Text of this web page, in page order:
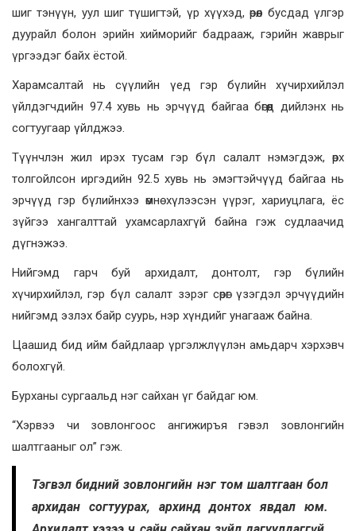
шиг тэнүүн, уул шиг түшигтэй, үр хүүхэд, өрөөл бусдад үлгэр
дуурайл болон эрийн хийморийг бадрааж, гэрийн жаврыг
үргээдэг байх ёстой.
Харамсалтай нь сүүлийн үед гэр бүлийн хүчирхийлэл
үйлдэгчдийн 97.4 хувь нь эрчүүд байгаа бөгөөд дийлэнх нь
согтуугаар үйлджээ.
Түүнчлэн жил ирэх тусам гэр бүл салалт нэмэгдэж, өрх
толгойлсон иргэдийн 92.5 хувь нь эмэгтэйчүүд байгаа нь
эрчүүд гэр бүлийнхээ өмнө хүлээсэн үүрэг, хариуцлага, ёс
зүйгээ хангалттай ухамсарлахгүй байна гэж судлаачид
дүгнэжээ.
Нийгэмд гарч буй архидалт, донтолт, гэр бүлийн
хүчирхийлэл, гэр бүл салалт зэрэг сөрөг үзэгдэл эрчүүдийн
нийгэмд эзлэх байр суурь, нэр хүндийг унагааж байна.
Цаашид бид ийм байдлаар үргэлжлүүлэн амьдарч хэрхэвч
болохгүй.
Бурханы сургаальд нэг сайхан үг байдаг юм.
“Хэрвээ чи зовлонгоос ангижиръя гэвэл зовлонгийн
шалтгааныг ол” гэж.
Тэгвэл бидний зовлонгийн нэг том шалтгаан бол
архидан согтуурах, архинд донтох явдал юм.